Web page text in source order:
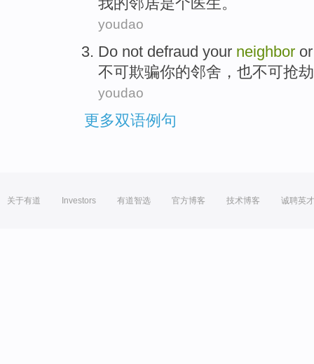
youdao
Do not defraud your neighbor
不可欺骗你的邻舍 ，也不可抢
youdao
更多双语例句
关于有道 Investors 有道智选 官方博客 技术博客 诚聘英才